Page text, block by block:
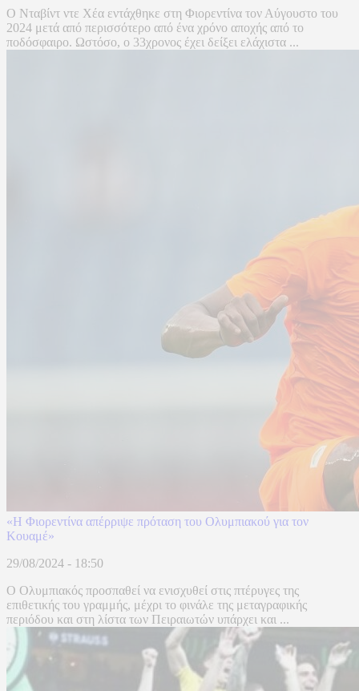
Ο Νταβίντ ντε Χέα εντάχθηκε στη Φιορεντίνα τον Αύγουστο του
2024 μετά από περισσότερο από ένα χρόνο αποχής από το
ποδόσφαιρο. Ωστόσο, ο 33χρονος έχει δείξει ελάχιστα ...
«Η Φιορεντίνα απέρριψε πρόταση του Ολυμπιακού για τον
Κουαμέ»
29/08/2024 - 18:50
Ο Ολυμπιακός προσπαθεί να ενισχυθεί στις πτέρυγες της
επιθετικής του γραμμής, μέχρι το φινάλε της μεταγραφικής
περιόδου και στη λίστα των Πειραιωτών υπάρχει και ...